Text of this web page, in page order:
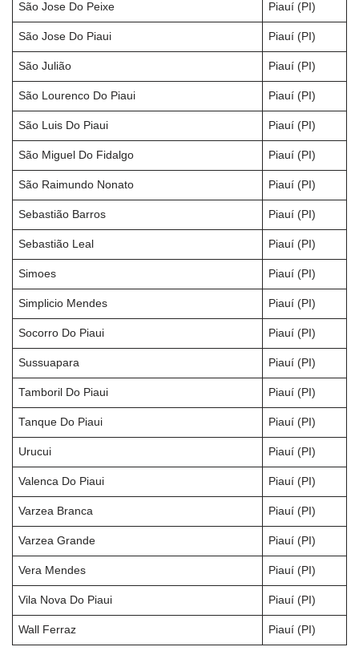
São Jose Do Peixe Piauí (PI)
São Jose Do Piaui Piauí (PI)
São Julião Piauí (PI)
São Lourenco Do Piaui Piauí (PI)
São Luis Do Piaui Piauí (PI)
São Miguel Do Fidalgo Piauí (PI)
São Raimundo Nonato Piauí (PI)
Sebastião Barros Piauí (PI)
Sebastião Leal Piauí (PI)
Simoes Piauí (PI)
Simplicio Mendes Piauí (PI)
Socorro Do Piaui Piauí (PI)
Sussuapara Piauí (PI)
Tamboril Do Piaui Piauí (PI)
Tanque Do Piaui Piauí (PI)
Urucui Piauí (PI)
Valenca Do Piaui Piauí (PI)
Varzea Branca Piauí (PI)
Varzea Grande Piauí (PI)
Vera Mendes Piauí (PI)
Vila Nova Do Piaui Piauí (PI)
Wall Ferraz Piauí (PI)